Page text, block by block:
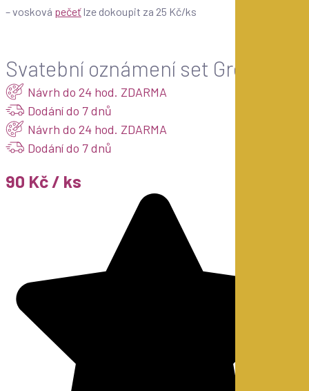
– vosková pečeť lze dokoupit za 25 Kč/ks
Svatební oznámení set Greenery
Návrh do 24 hod. ZDARMA
Dodání do 7 dnů
Návrh do 24 hod. ZDARMA
Dodání do 7 dnů
90 Kč / ks